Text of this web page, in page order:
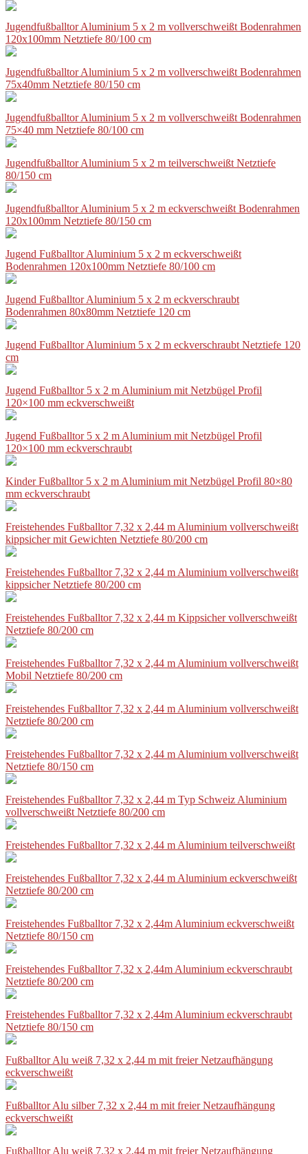
Jugendfußballtor Aluminium 5 x 2 m vollverschweißt Bodenrahmen
120x100mm Netztiefe 80/100 cm
Jugendfußballtor Aluminium 5 x 2 m vollverschweißt Bodenrahmen
75x40mm Netztiefe 80/150 cm
Jugendfußballtor Aluminium 5 x 2 m vollverschweißt Bodenrahmen
75×40 mm Netztiefe 80/100 cm
Jugendfußballtor Aluminium 5 x 2 m teilverschweißt Netztiefe
80/150 cm
Jugendfußballtor Aluminium 5 x 2 m eckverschweißt Bodenrahmen
120x100mm Netztiefe 80/150 cm
Jugend Fußballtor Aluminium 5 x 2 m eckverschweißt
Bodenrahmen 120x100mm Netztiefe 80/100 cm
Jugend Fußballtor Aluminium 5 x 2 m eckverschraubt
Bodenrahmen 80x80mm Netztiefe 120 cm
Jugend Fußballtor Aluminium 5 x 2 m eckverschraubt Netztiefe 120
cm
Jugend Fußballtor 5 x 2 m Aluminium mit Netzbügel Profil
120×100 mm eckverschweißt
Jugend Fußballtor 5 x 2 m Aluminium mit Netzbügel Profil
120×100 mm eckverschraubt
Kinder Fußballtor 5 x 2 m Aluminium mit Netzbügel Profil 80×80
mm eckverschraubt
Freistehendes Fußballtor 7,32 x 2,44 m Aluminium vollverschweißt
kippsicher mit Gewichten Netztiefe 80/200 cm
Freistehendes Fußballtor 7,32 x 2,44 m Aluminium vollverschweißt
kippsicher Netztiefe 80/200 cm
Freistehendes Fußballtor 7,32 x 2,44 m Kippsicher vollverschweißt
Netztiefe 80/200 cm
Freistehendes Fußballtor 7,32 x 2,44 m Aluminium vollverschweißt
Mobil Netztiefe 80/200 cm
Freistehendes Fußballtor 7,32 x 2,44 m Aluminium vollverschweißt
Netztiefe 80/200 cm
Freistehendes Fußballtor 7,32 x 2,44 m Aluminium vollverschweißt
Netztiefe 80/150 cm
Freistehendes Fußballtor 7,32 x 2,44 m Typ Schweiz Aluminium
vollverschweißt Netztiefe 80/200 cm
Freistehendes Fußballtor 7,32 x 2,44 m Aluminium teilverschweißt
Freistehendes Fußballtor 7,32 x 2,44 m Aluminium eckverschweißt
Netztiefe 80/200 cm
Freistehendes Fußballtor 7,32 x 2,44m Aluminium eckverschweißt
Netztiefe 80/150 cm
Freistehendes Fußballtor 7,32 x 2,44m Aluminium eckverschraubt
Netztiefe 80/200 cm
Freistehendes Fußballtor 7,32 x 2,44m Aluminium eckverschraubt
Netztiefe 80/150 cm
Fußballtor Alu weiß 7,32 x 2,44 m mit freier Netzaufhängung
eckverschweißt
Fußballtor Alu silber 7,32 x 2,44 m mit freier Netzaufhängung
eckverschweißt
Fußballtor Alu weiß 7,32 x 2,44 m mit freier Netzaufhängung